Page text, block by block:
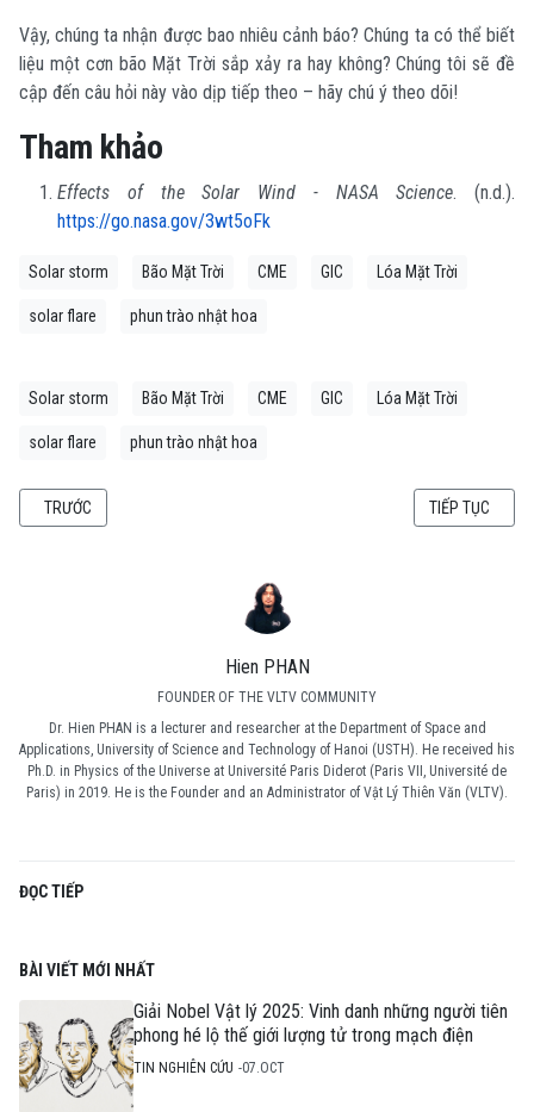
Hien PHAN
FOUNDER OF THE VLTV COMMUNITY
Dr. Hien PHAN is a lecturer and researcher at the Department of Space and
Applications, University of Science and Technology of Hanoi (USTH). He received his
Ph.D. in Physics of the Universe at Université Paris Diderot (Paris VII, Université de
Paris) in 2019. He is the Founder and an Administrator of Vật Lý Thiên Văn (VLTV).
ĐỌC TIẾP
Vậy, chúng ta nhận được bao nhiêu cảnh báo? Chúng ta có thể biết
liệu một cơn bão Mặt Trời sắp xảy ra hay không?Chúng tôi sẽ đề
cập đến câu hỏi này vào dịp tiếp theo – hãy chú ý theo dõi!
Tham khảo
Effects of the Solar Wind - NASA Science. (n.d.).
https://go.nasa.gov/3wt5oFk
Solar storm Bão Mặt Trời CME GIC Lóa Mặt Trời
solar flare phun trào nhật hoa
Solar storm Bão Mặt Trời CME GIC Lóa Mặt Trời
solar flare phun trào nhật hoa
BÀI VIẾT TRƯỚC: TÌM HIỂU MÔI TRƯỜNG SỐNG NGOÀI TRÁI ĐẤT - HÀNH
TRƯỚC BÀI VIẾT KẾ
TIẾP TỤC
BÀI VIẾT MỚI NHẤT
Giải Nobel Vật lý 2025: Vinh danh những người tiên
phong hé lộ thế giới lượng tử trong mạch điện
TIN NGHIÊN CỨU 07.OCT